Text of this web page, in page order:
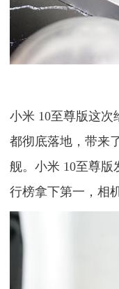
小米 10至尊版这次
都彻底落地，带来
舰。小米 10至尊版
行榜拿下第一，相